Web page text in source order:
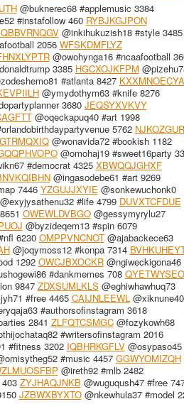
@buknerec68 #applemusic 3384
#instafollow 460 RYBJKGJPON
@inkihukuzish18 #style 3485
2056 WFSKDMFLYZ
@owohynga16 #ncaafootball
3385 HGCXOJKFPM
#atlanta 8427 KXXMNOECYA
@ymydothym63 #knife 8276
3680 JEQSYXVKVY
@oqeckapuq40 #art 1998
5762
@wonavida72 #bookish 1182
@omohaj19 #sweet16party
#democrat 4325 XBWQQJGHXF
@ingasodebe61 #art 9269
7446 YZGUJJXYIE @sonkewuchonk0
#life 4799 DUVXTCFDUE
OWEWLDVBGO@gessymyrylu27
@byzideqem13 #spin 6079
6230 OMPPVNCNOT@ajabackece63
@joqymoss12 #konpa 7314
1292 OWCJBXOCKR@ngiweckigona46
#dankmemes 708
9847 ZDXSUMLKLS @eghiwhawhuq73
#free 4465 CAIJNLEEWL@xiknune40
#authorsofinstagram 3618
2841 ZLFQTCSMGC@fozykowh68
#writersofinstagram 2016
#fitness 3202 IQBHRKGFLV@osypaso45
#music 4457 GGWYOMIZQH
@ireth92 #mlb 2482
ZYJHAQJNKB @wuguqush47 #free
JZBWXBYXTO@nkewhula37 #model